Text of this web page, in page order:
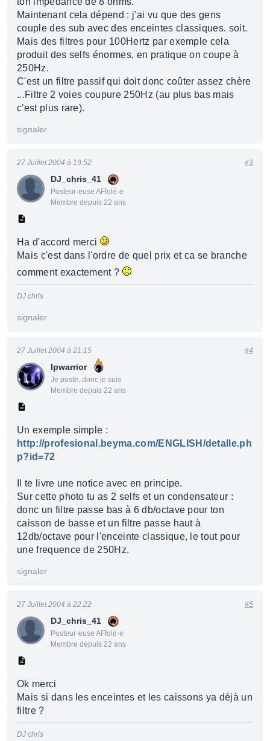
Maintenant cela dépend : j'ai vu que des gens
couple des sub avec des enceintes classiques. soit.
Mais des filtres pour 100Hertz par exemple cela
produit des selfs énormes, en pratique on coupe à
250Hz.
C'est un filtre passif qui doit donc coûter assez chère
...Filtre 2 voies coupure 250Hz (au plus bas mais
c'est plus rare).
signaler
DJ_chris_41
Posteur·euse AFfolé·e
Membre depuis 22 ans
27 Juillet 2004 à 19:52 #3
Ha d'accord merci
Mais c'est dans l'ordre de quel prix et ca se branche
comment exactement ?
DJ chris
signaler
Ipwarrior
Je poste, donc je suis
Membre depuis 22 ans
27 Juillet 2004 à 21:15 #4
Un exemple simple :
http://profesional.beyma.com/ENGLISH/detalle.ph
p?id=72
Il te livre une notice avec en principe.
Sur cette photo tu as 2 selfs et un condensateur :
donc un filtre passe bas à 6 db/octave pour ton
caisson de basse et un filtre passe haut à
12db/octave pour l'enceinte classique, le tout pour
une frequence de 250Hz.
signaler
DJ_chris_41
Posteur·euse AFfolé·e
Membre depuis 22 ans
27 Juillet 2004 à 22:22 #5
Ok merci
Mais si dans les enceintes et les caissons ya déjà un
filtre ?
DJ chris